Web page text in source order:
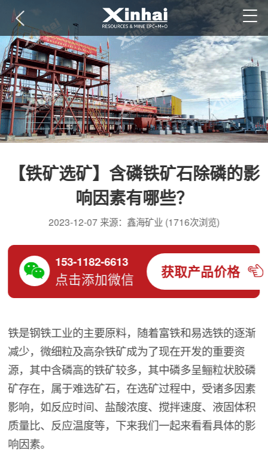
【铁矿选矿】含磷铁矿石除磷的影
响因素有哪些？
2023-12-07 来源：鑫海矿业 (1716次浏览)
153-1182-6613
点击添加微信 获取产品价格
铁是钢铁工业的主要原料，随着富铁和易选铁的逐渐
减少，微细粒及高杂铁矿成为了现在开发的重要资
源，其中含磷高的铁矿较多，其中磷多呈鲡粒状胶磷
矿存在，属于难选矿石，在选矿过程中，受诸多因素
影响，如反应时间、盐酸浓度、搅拌速度、液固体积
质量比、反应温度等，下来我们一起来看看具体的影
响因素。